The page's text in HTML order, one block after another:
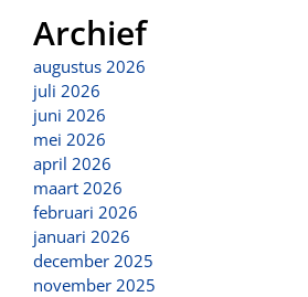
Archief
augustus 2026
juli 2026
juni 2026
mei 2026
april 2026
maart 2026
februari 2026
januari 2026
december 2025
november 2025